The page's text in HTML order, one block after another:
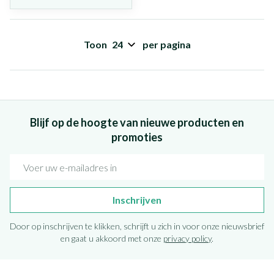
Toon per pagina
Blijf op de hoogte van nieuwe producten en
promoties
Inschrijven
Door op inschrijven te klikken, schrijft u zich in voor onze nieuwsbrief
en gaat u akkoord met onze privacy policy.